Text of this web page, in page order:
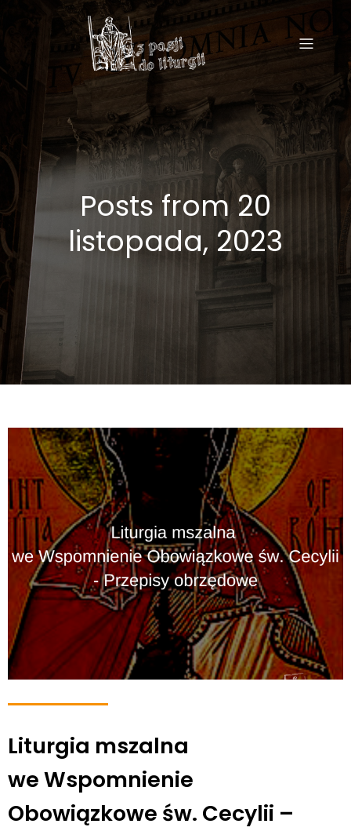
Posts from 20
listopada, 2023
Liturgia mszalna
we Wspomnienie
Obowiązkowe św. Cecylii –